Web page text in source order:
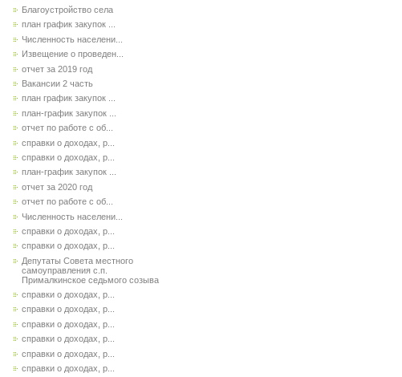
Благоустройство села
план график закупок ...
Численность населени...
Извещение о проведен...
отчет за 2019 год
Вакансии 2 часть
план график закупок ...
план-график закупок ...
отчет по работе с об...
справки о доходах, р...
справки о доходах, р...
план-график закупок ...
отчет за 2020 год
отчет по работе с об...
Численность населени...
справки о доходах, р...
справки о доходах, р...
Депутаты Совета местного
самоуправления с.п.
Прималкинское седьмого созыва
справки о доходах, р...
справки о доходах, р...
справки о доходах, р...
справки о доходах, р...
справки о доходах, р...
справки о доходах, р...